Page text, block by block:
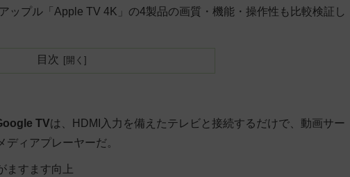
ップル「Apple TV 4K」の4製品の画質・機能・操作性も比較検証し
目次
TVは、HDMI入力を備えたテレビと接続するだけで、動画サー
ィアプレーヤーだ。
ますます向上